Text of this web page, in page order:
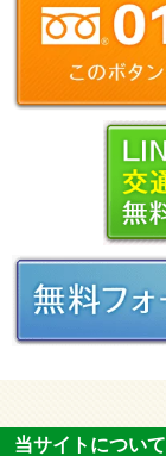
当サイトについて